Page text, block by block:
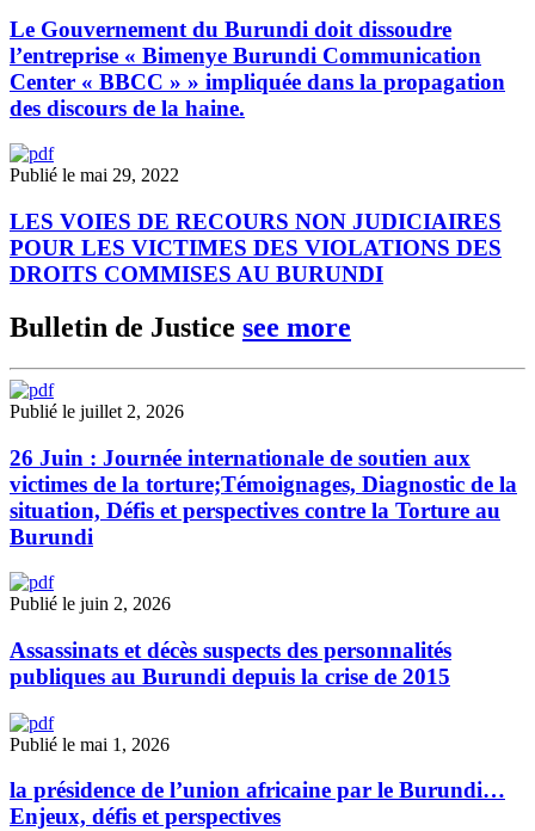
Le Gouvernement du Burundi doit dissoudre
l’entreprise « Bimenye Burundi Communication
Center « BBCC » » impliquée dans la propagation
des discours de la haine.
Publié le mai 29, 2022
LES VOIES DE RECOURS NON JUDICIAIRES
POUR LES VICTIMES DES VIOLATIONS DES
DROITS COMMISES AU BURUNDI
Bulletin de Justice see more
Publié le juillet 2, 2026
26 Juin : Journée internationale de soutien aux
victimes de la torture;Témoignages, Diagnostic de la
situation, Défis et perspectives contre la Torture au
Burundi
Publié le juin 2, 2026
Assassinats et décès suspects des personnalités
publiques au Burundi depuis la crise de 2015
Publié le mai 1, 2026
la présidence de l’union africaine par le Burundi…
Enjeux, défis et perspectives